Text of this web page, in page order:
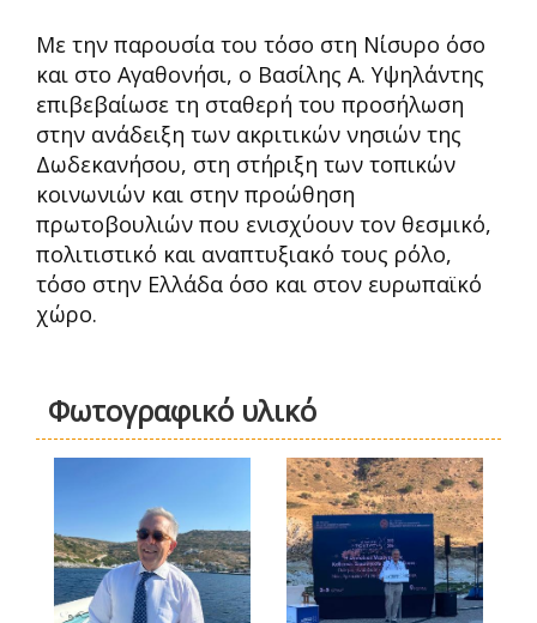
Με την παρουσία του τόσο στη Νίσυρο όσο
και στο Αγαθονήσι, ο Βασίλης Α. Υψηλάντης
επιβεβαίωσε τη σταθερή του προσήλωση
στην ανάδειξη των ακριτικών νησιών της
Δωδεκανήσου, στη στήριξη των τοπικών
κοινωνιών και στην προώθηση
πρωτοβουλιών που ενισχύουν τον θεσμικό,
πολιτιστικό και αναπτυξιακό τους ρόλο,
τόσο στην Ελλάδα όσο και στον ευρωπαϊκό
χώρο.
Φωτογραφικό υλικό